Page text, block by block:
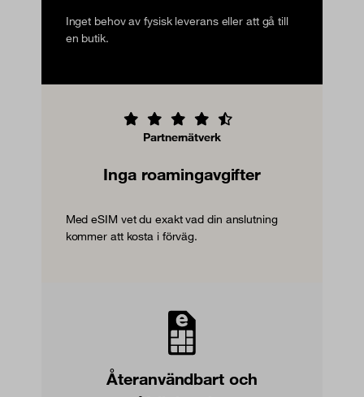
Inget behov av fysisk leverans eller att gå till
en butik.
Partnernätverk
Inga roamingavgifter
Med eSIM vet du exakt vad din anslutning
kommer att kosta i förväg.
Återanvändbart och